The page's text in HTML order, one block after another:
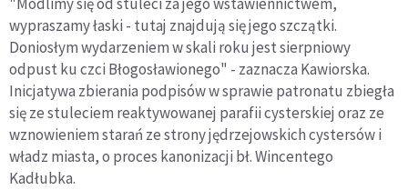
wypraszamy łaski - tutaj znajdują się jego szczątki.
Doniosłym wydarzeniem w skali roku jest sierpniowy
odpust ku czci Błogosławionego" - zaznacza Kawiorska.
Inicjatywa zbierania podpisów w sprawie patronatu zbiegła
się ze stuleciem reaktywowanej parafii cysterskiej oraz ze
wznowieniem starań ze strony jędrzejowskich cystersów i
władz miasta, o proces kanonizacji bł. Wincentego
Kadłubka.